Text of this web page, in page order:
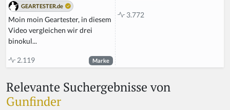
GEARTESTER.de
Moin moin Geartester, in diesem
Video vergleichen wir drei
binokul...
2.119 Marke
3.772
Relevante Suchergebnisse von
Gunfinder